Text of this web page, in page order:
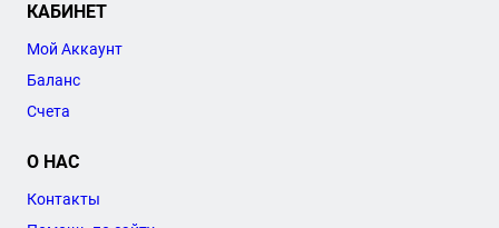
КАБИНЕТ
Мой Аккаунт
Баланс
Счета
О НАС
Контакты